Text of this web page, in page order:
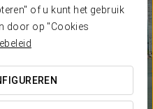
of u kunt het gebruik
door op "Cookies